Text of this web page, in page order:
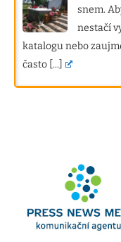
snem.
nestačí
katalogu nebo
často [...]